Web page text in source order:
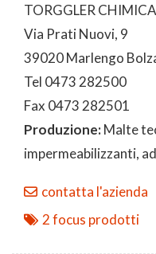
TORGGLER
Via Prati Nuovi, 9
39020 Marlengo
Tel 0473 282500
Fax 0473 282501
Produzione:Malte
impermeabilizzanti,
contatta l'azienda
2 focus prodotti